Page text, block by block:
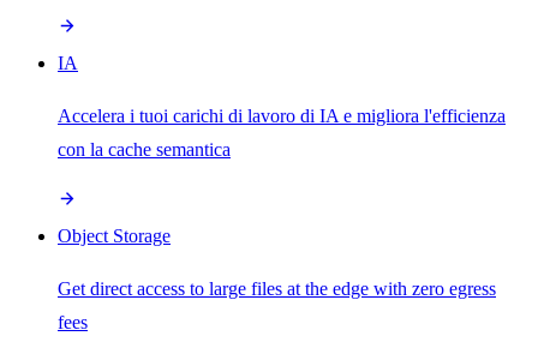
IA
Accelera i tuoi carichi di lavoro di IA e migliora l'efficienza
con la cache semantica
Object Storage
Get direct access to large files at the edge with zero egress
fees